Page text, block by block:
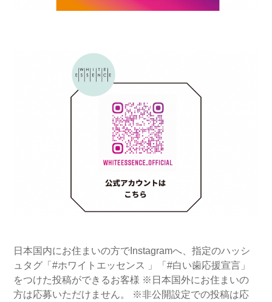
日本国内にお住まいの方でInstagramへ、指定のハッシ
ュタグ「#ホワイトエッセンス 」「#白い歯応援宣言」
をつけた投稿ができるお客様 ※日本国外にお住まいの
方は応募いただけません。 ※非公開設定での投稿は応